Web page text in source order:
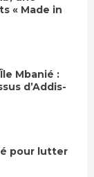
« Made in
Mbanié :
d’Addis-
pour lutter